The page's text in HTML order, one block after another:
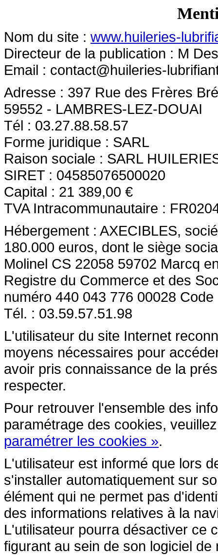
Nom du site : www.huileries-
Directeur de la publication : M
Email : contact@huileries-
Adresse : 397 Rue des Frères
59552 - LAMBRES-LEZ-DOUAI
Tél : 03.27.88.58.57
Forme juridique : SARL
Raison sociale : SARL
SIRET : 04585076500020
Capital : 21 389,00 €
TVA Intracommunautaire :
Hébergement : AXECIBLES,
180.000 euros, dont le siège
Molinel CS 22058 59702 Marcq
Registre du Commerce et des
numéro 440 043 776 00028
Tél. : 03.59.57.51.98
L'utilisateur du site Internet
moyens nécessaires pour
avoir pris connaissance de la
respecter.
Pour retrouver l'ensemble des
paramétrage des cookies,
paramétrer les cookies ».
L'utilisateur est informé que lors
s'installer automatiquement sur
élément qui ne permet pas
des informations relatives à la
L'utilisateur pourra désactiver ce
figurant au sein de son logiciel de